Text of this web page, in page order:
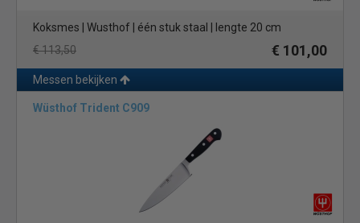
Koksmes | Wusthof | één stuk staal | lengte 20 cm
€ 113,50
€ 101,00
Messen bekijken
Wüsthof Trident C909